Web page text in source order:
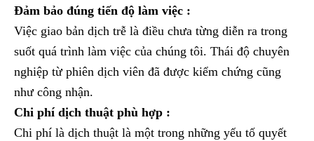
Đảm bảo đúng tiến độ làm việc :
Việc giao bản dịch trễ là điều chưa từng diễn ra trong
suốt quá trình làm việc của chúng tôi. Thái độ chuyên
nghiệp từ phiên dịch viên đã được kiểm chứng cũng
như công nhận.
Chi phí dịch thuật phù hợp :
Chi phí là dịch thuật là một trong những yếu tố quyết